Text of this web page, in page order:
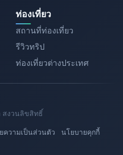
ท่องเที่ยว
สถานที่ท่องเที่ยว
รีวิวทริป
ท่องเที่ยวต่างประเทศ
สงวนลิขสิทธิ์
ความเป็นส่วนตัว
นโยบายคุกกี้